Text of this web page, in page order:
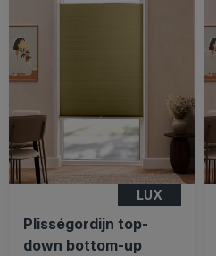
LUX
Plisségordijn top-
down bottom-up